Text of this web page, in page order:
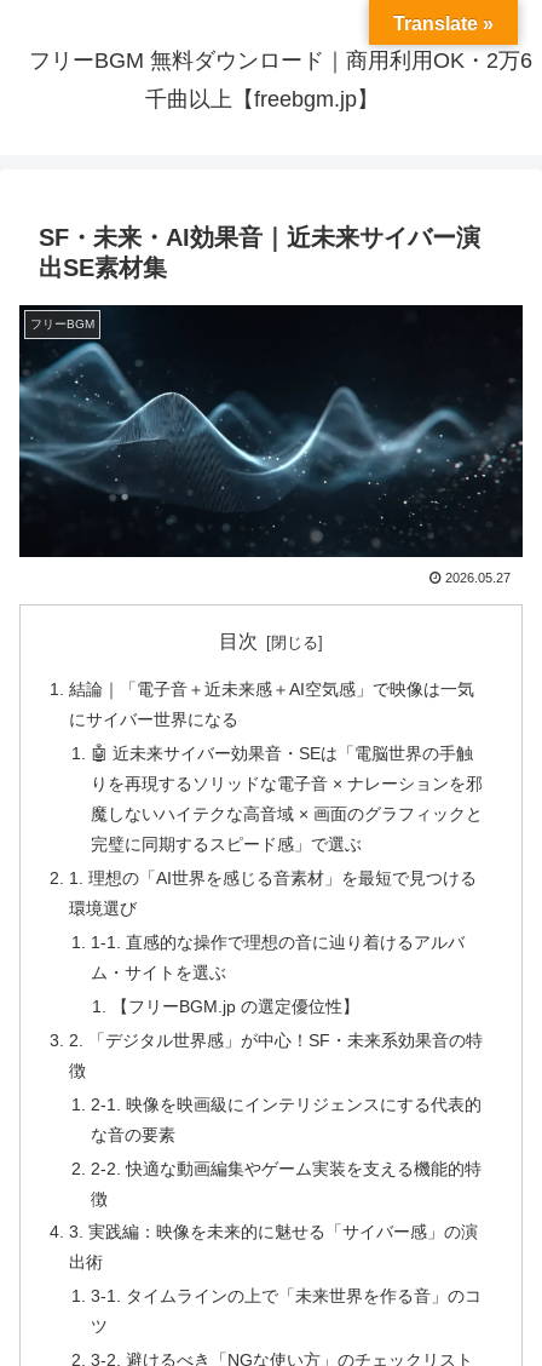
フリーBGM 無料ダウンロード｜商用利用OK・2万6
千曲以上【freebgm.jp】
SF・未来・AI効果音｜近未来サイバー演
出SE素材集
フリーBGM
2026.05.27
目次
結論｜「電子音＋近未来感＋AI空気感」で映像は一気
にサイバー世界になる
🤖 近未来サイバー効果音・SEは「電脳世界の手触
りを再現するソリッドな電子音 × ナレーションを邪
魔しないハイテクな高音域 × 画面のグラフィックと
完璧に同期するスピード感」で選ぶ
1. 理想の「AI世界を感じる音素材」を最短で見つける
環境選び
1-1. 直感的な操作で理想の音に辿り着けるアルバ
ム・サイトを選ぶ
【フリーBGM.jp の選定優位性】
2. 「デジタル世界感」が中心！SF・未来系効果音の特
徴
2-1. 映像を映画級にインテリジェンスにする代表的
な音の要素
2-2. 快適な動画編集やゲーム実装を支える機能的特
徴
3. 実践編：映像を未来的に魅せる「サイバー感」の演
出術
3-1. タイムラインの上で「未来世界を作る音」のコ
ツ
3-2. 避けるべき「NGな使い方」のチェックリスト
Translate »